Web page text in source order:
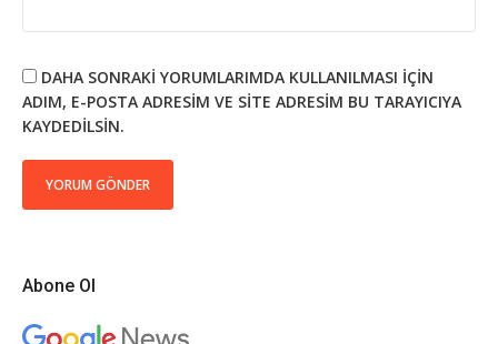
DAHA SONRAKI YORUMLARIMDA KULLANILMASI IÇIN
ADIM, E-POSTA ADRESIM VE SITE ADRESIM BU TARAYICIYA
KAYDEDILSIN.
Abone Ol